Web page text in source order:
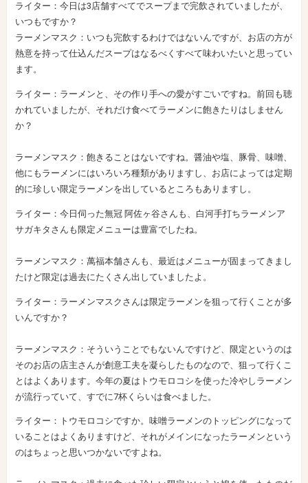
ライター：今日は3店舗すべてでスープまで完飲されていましたが、
いつもですか？
ラーメンマスク：いつも完飲するわけではないんですが、お店の方が
熱意を持って仕込んだスープはなるべくすべて味わいたいと思ってい
ます。
ライター：ラーメンと、その作り手への愛がすごいですね。前回も聴
かれていましたが、それだけ食べてラーメンに飽きたりはしません
か？
ラーメンマスク：飽きることはないですね。醤油や塩、豚骨、味噌、
他にもラーメンにはいろいろ種類がありますし、お店によっては定期
的に珍しい限定ラーメンを出しているところもありますし。
ライター：今日伺った無冠 阿佐ヶ谷さんも、白河手打ちラーメンア
サガキタさんも限定メニューは豊富でしたね。
ラーメンマスク：萬福本舗さんも、最近はメニューが固まってきまし
たけど限定は過去にたくさん出していましたよ。
ライター：ラーメンマスクさんは限定ラーメンを狙って行くことが多
いんですか？
ラーメンマスク：そういうことでもないんですけど、限定というのは
そのお店の店主さんが創意工夫を凝らしたものなので、狙って行くこ
とはよくあります。今年の夏はトウモロコシを使った冷やしラーメン
が流行っていて、すでに7杯くらいは食べました。
ライター：トウモロコシですか。味噌ラーメンのトッピングになって
いることはよくありますけど、それがメインになったラーメンという
のはちょっと思いつかないですよね。